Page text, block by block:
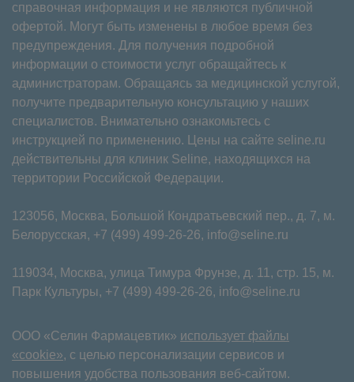
справочная информация и не являются публичной
офертой. Могут быть изменены в любое время без
предупреждения. Для получения подробной
информации о стоимости услуг обращайтесь к
администраторам. Обращаясь за медицинской услугой,
получите предварительную консультацию у наших
специалистов. Внимательно ознакомьтесь с
инструкцией по применению. Цены на сайте seline.ru
действительны для клиник Seline, находящихся на
территории Российской Федерации.
123056, Москва, Большой Кондратьевский пер., д. 7, м.
Белорусская, +7 (499) 499-26-26, info@seline.ru
119034, Москва, улица Тимура Фрунзе, д. 11⁠, стр. 15, м.
Парк Культуры, +7 (499) 499-26-26, info@seline.ru
ООО «Селин Фармацевтик» использует файлы
«cookie», с целью персонализации сервисов и
повышения удобства пользования веб-сайтом.